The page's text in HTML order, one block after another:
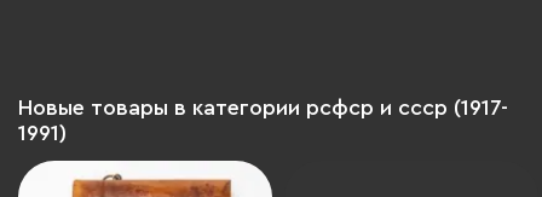
Новые товары в категории рсфср и ссср (1917-
1991)